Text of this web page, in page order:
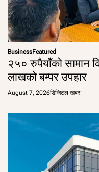
BusinessFeatured
२५० रुपैयाँको सामान
लाखको बम्पर उपहार
August 7, 2026डिजिटल खबर